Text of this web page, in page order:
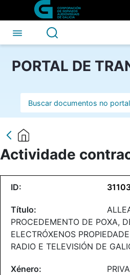
Skip to Main Content
Actividade
PORTAL DE
Barra de busca
Actividade
PROCEDEMENTO DE POXA,
ELECTRÓXENOS
RADIO E TELEVISIÓN DE